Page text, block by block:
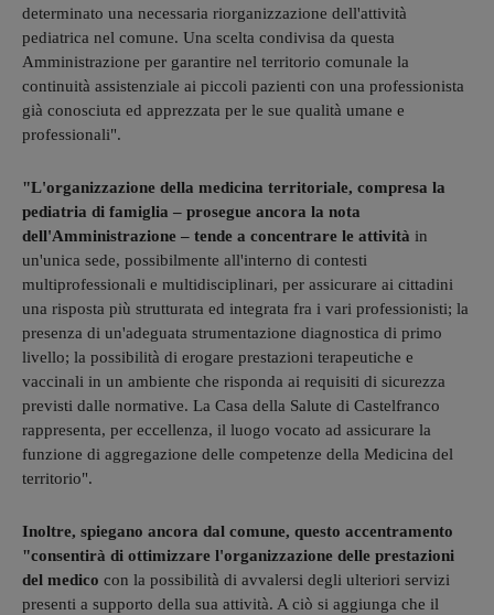
determinato una necessaria riorganizzazione dell'attività
pediatrica nel comune. Una scelta condivisa da questa
Amministrazione per garantire nel territorio comunale la
continuità assistenziale ai piccoli pazienti con una professionista
già conosciuta ed apprezzata per le sue qualità umane e
professionali".
"L'organizzazione della medicina territoriale, compresa la
pediatria di famiglia – prosegue ancora la nota
dell'Amministrazione – tende a concentrare le attività in
un'unica sede, possibilmente all'interno di contesti
multiprofessionali e multidisciplinari, per assicurare ai cittadini
una risposta più strutturata ed integrata fra i vari professionisti; la
presenza di un'adeguata strumentazione diagnostica di primo
livello; la possibilità di erogare prestazioni terapeutiche e
vaccinali in un ambiente che risponda ai requisiti di sicurezza
previsti dalle normative. La Casa della Salute di Castelfranco
rappresenta, per eccellenza, il luogo vocato ad assicurare la
funzione di aggregazione delle competenze della Medicina del
territorio".
Inoltre, spiegano ancora dal comune, questo accentramento
"consentirà di ottimizzare l'organizzazione delle prestazioni
del medico con la possibilità di avvalersi degli ulteriori servizi
presenti a supporto della sua attività. A ciò si aggiunga che il